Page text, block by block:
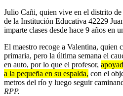
Julio Cañi, quien vive en el distrito
de la Institución Educativa 42229
imparte clases desde hace 9 años en
El maestro recoge a Valentina, quien
primaria, pero la última semana el
en auto, por lo que el profesor,
a la pequeña en su espalda, con el
metros del río y luego seguir
RPP.